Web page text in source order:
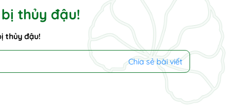
thủy đậu!
thủy đậu!
Chia sẻ bài viết